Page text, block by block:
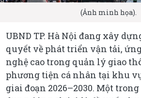
(Ảnh minh họa).
UBND TP. Hà Nội đang xây
quyết về phát triển vận tải,
nghệ cao trong quản lý giao
phương tiện cá nhân tại khu
giai đoạn 2026–2030. Một